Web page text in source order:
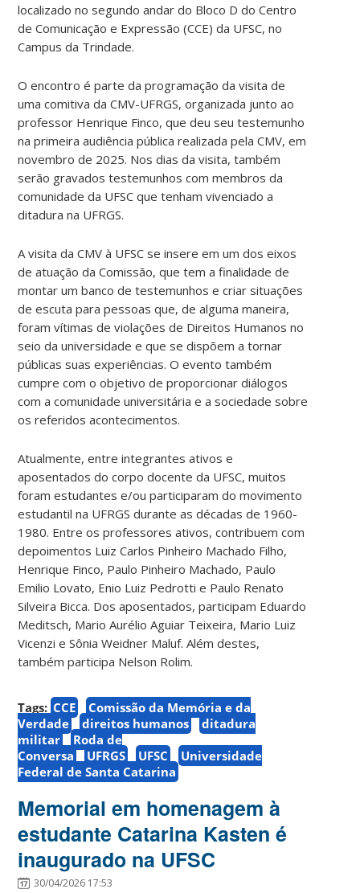
localizado no segundo andar do Bloco D do Centro
de Comunicação e Expressão (CCE) da UFSC, no
Campus da Trindade.
O encontro é parte da programação da visita de
uma comitiva da CMV-UFRGS, organizada junto ao
professor Henrique Finco, que deu seu testemunho
na primeira audiência pública realizada pela CMV, em
novembro de 2025. Nos dias da visita, também
serão gravados testemunhos com membros da
comunidade da UFSC que tenham vivenciado a
ditadura na UFRGS.
A visita da CMV à UFSC se insere em um dos eixos
de atuação da Comissão, que tem a finalidade de
montar um banco de testemunhos e criar situações
de escuta para pessoas que, de alguma maneira,
foram vítimas de violações de Direitos Humanos no
seio da universidade e que se dispõem a tornar
públicas suas experiências. O evento também
cumpre com o objetivo de proporcionar diálogos
com a comunidade universitária e a sociedade sobre
os referidos acontecimentos.
Atualmente, entre integrantes ativos e
aposentados do corpo docente da UFSC, muitos
foram estudantes e/ou participaram do movimento
estudantil na UFRGS durante as décadas de 1960-
1980. Entre os professores ativos, contribuem com
depoimentos Luiz Carlos Pinheiro Machado Filho,
Henrique Finco, Paulo Pinheiro Machado, Paulo
Emilio Lovato, Enio Luiz Pedrotti e Paulo Renato
Silveira Bicca. Dos aposentados, participam Eduardo
Meditsch, Mario Aurélio Aguiar Teixeira, Mario Luiz
Vicenzi e Sônia Weidner Maluf. Além destes,
também participa Nelson Rolim.
Tags: CCE
Comissão da Memória e da
Verdade
direitos humanos
ditadura
militar
Roda de
Conversa
UFRGS UFSC
Universidade
Federal de Santa Catarina
Memorial em homenagem à
estudante Catarina Kasten é
inaugurado na UFSC
30/04/2026 17:53